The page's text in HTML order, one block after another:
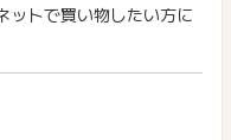
、24時間以内に買い物
でポイント獲得対象とな
前にカートに入ってい
る獲得条件を必ずよくお
で必ず保管してくださ
。
っておりポイントが獲
に1ポイント貯まるのが
の利用で100円ごとに3
する人ほど様々な恩恵
ットで買い物したい方に